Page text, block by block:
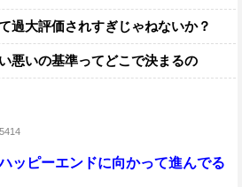
過大評価されすぎじゃねないか？
悪いの基準ってどこで決まるの
ッピーエンドに向かって進んでる